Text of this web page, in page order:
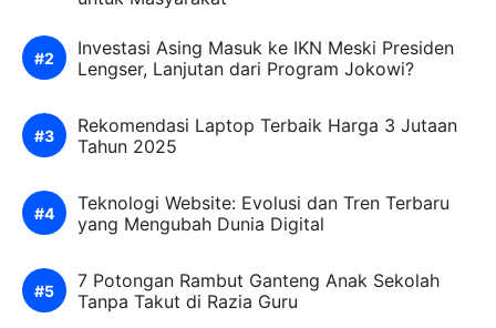
Investasi Asing Masuk ke IKN Meski Presiden
Lengser, Lanjutan dari Program Jokowi?
Rekomendasi Laptop Terbaik Harga 3 Jutaan
Tahun 2025
Teknologi Website: Evolusi dan Tren Terbaru
yang Mengubah Dunia Digital
7 Potongan Rambut Ganteng Anak Sekolah
Tanpa Takut di Razia Guru